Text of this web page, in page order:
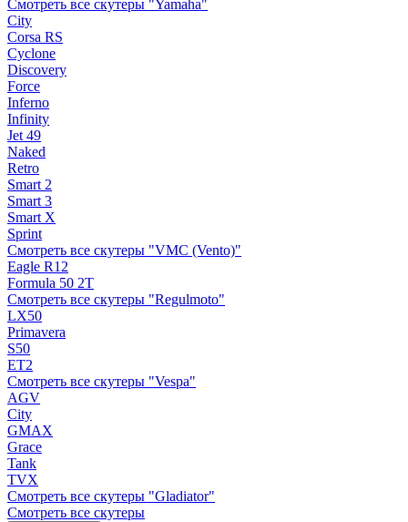
Смотреть все скутеры "Yamaha"
City
Corsa RS
Cyclone
Discovery
Force
Inferno
Infinity
Jet 49
Naked
Retro
Smart 2
Smart 3
Smart X
Sprint
Смотреть все скутеры "VMC (Vento)"
Eagle R12
Formula 50 2Т
Смотреть все скутеры "Regulmoto"
LX50
Primavera
S50
ET2
Смотреть все скутеры "Vespa"
AGV
City
GMAX
Grace
Tank
TVX
Смотреть все скутеры "Gladiator"
Смотреть все скутеры